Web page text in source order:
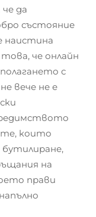
да
състояние
наистина
че онлайн
с
вече не е
които
на
прави